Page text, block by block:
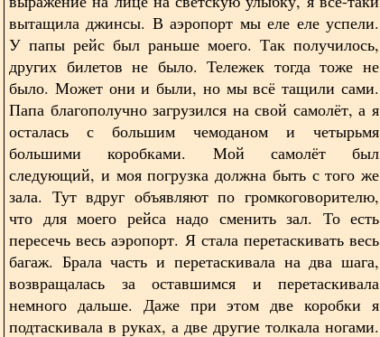
вытащила джинсы. В аэропорт мы еле еле успели.
У папы рейс был раньше моего. Так получилось,
других билетов не было. Тележек тогда тоже не
было. Может они и были, но мы всё тащили сами.
Папа благополучно загрузился на свой самолёт, а я
осталась с большим чемоданом и четырьмя
большими коробками. Мой самолёт был
следующий, и моя погрузка должна быть с того же
зала. Тут вдруг объявляют по громкоговорителю,
что для моего рейса надо сменить зал. То есть
пересечь весь аэропорт. Я стала перетаскивать весь
багаж. Брала часть и перетаскивала на два шага,
возвращалась за оставшимся и перетаскивала
немного дальше. Даже при этом две коробки я
подтаскивала в руках, а две другие толкала ногами.